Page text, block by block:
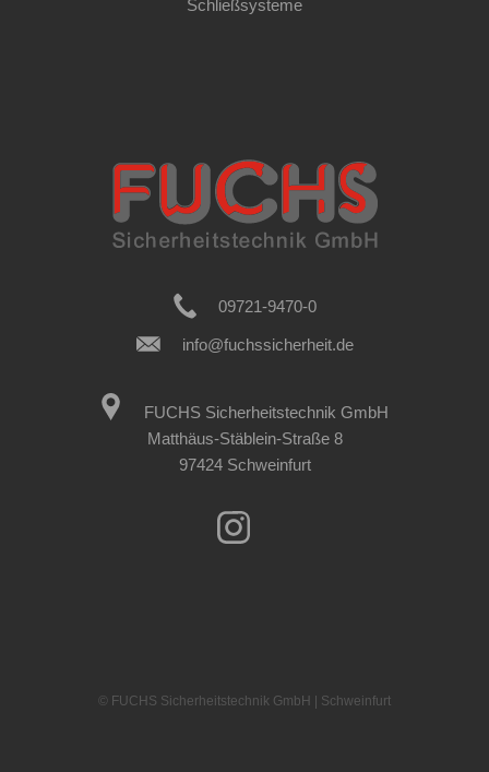
09721-9470-0
info@fuchssicherheit.de
FUCHS Sicherheitstechnik GmbH
Matthäus-Stäblein-Straße 8
97424 Schweinfurt
Schließsysteme
© FUCHS Sicherheitstechnik GmbH | Schweinfurt